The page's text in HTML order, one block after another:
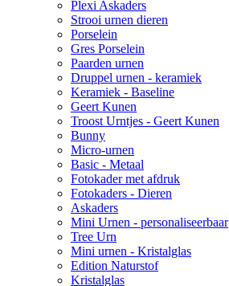
Plexi Askaders
Strooi urnen dieren
Porselein
Gres Porselein
Paarden urnen
Druppel urnen - keramiek
Keramiek - Baseline
Geert Kunen
Troost Urntjes - Geert Kunen
Bunny
Micro-urnen
Basic - Metaal
Fotokader met afdruk
Fotokaders - Dieren
Askaders
Mini Urnen - personaliseerbaar
Tree Urn
Mini urnen - Kristalglas
Edition Naturstof
Kristalglas